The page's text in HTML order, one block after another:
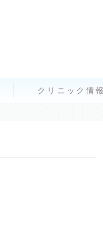
クリニック情報